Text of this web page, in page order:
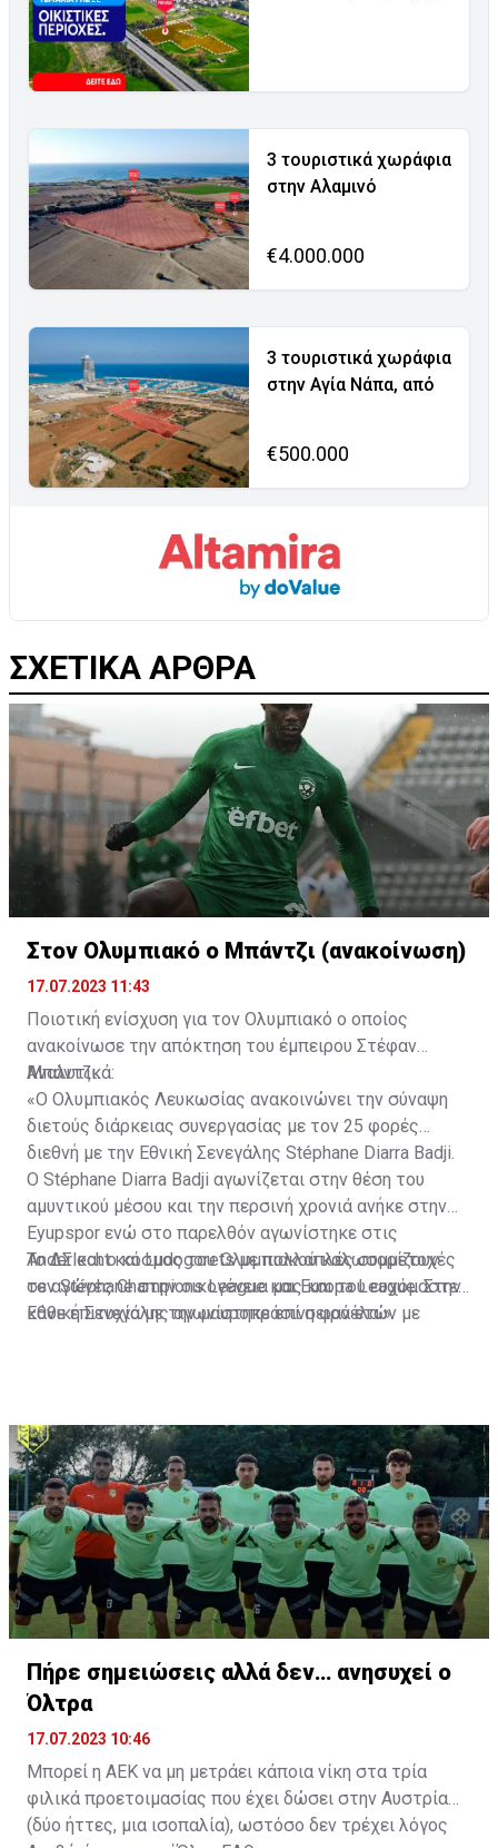
3 τουριστικά χωράφια
στην Αλαμινό
€4.000.000
3 τουριστικά χωράφια
στην Αγία Νάπα, από
€500.000
ΣΧΕΤΙΚΑ ΑΡΘΡΑ
Στον Ολυμπιακό ο Μπάντζι (ανακοίνωση)
17.07.2023 11:43
Ποιοτική ενίσχυση για τον Ολυμπιακό ο οποίος
ανακοίνωσε την απόκτηση του έμπειρου Στέφαν
Μπάντζι.
Αναλυτικά:
«Ο Ολυμπιακός Λευκωσίας ανακοινώνει την σύναψη
διετούς διάρκειας συνεργασίας με τον 25 φορές
διεθνή με την Εθνική Σενεγάλης Stéphane Diarra Badji.
Ο Stéphane Diarra Badji αγωνίζεται στην θέση του
αμυντικού μέσου και την περσινή χρονιά ανήκε στην
Eyupspor ενώ στο παρελθόν αγωνίστηκε στις
Anderlecht και Ludogorets με πολλαπλές συμμετοχές
σε αγώνες Champions League και Europa League. Στην
Εθνική Σενεγάλης αγωνίστηκε επί σειρά ετών με
άριστη τοποθέτηση σε όλο τον χώρο του κέντρου.
Το ΔΣ και ο κόσμος του Ολυμπιακού καλωσορίζουν
τον Stéphane στην οικογένεια μας και του ευχόμαστε
κάθε επιτυχία με την μαυροπράσινη φανέλα.»
Πήρε σημειώσεις αλλά δεν… ανησυχεί ο
Όλτρα
17.07.2023 10:46
Μπορεί η ΑΕΚ να μη μετράει κάποια νίκη στα τρία
φιλικά προετοιμασίας που έχει δώσει στην Αυστρία
(δύο ήττες, μια ισοπαλία), ωστόσο δεν τρέχει λόγος